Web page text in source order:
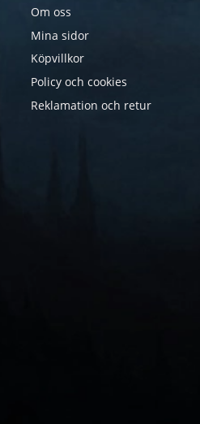
Om oss
Mina sidor
Köpvillkor
Policy och cookies
Reklamation och retur